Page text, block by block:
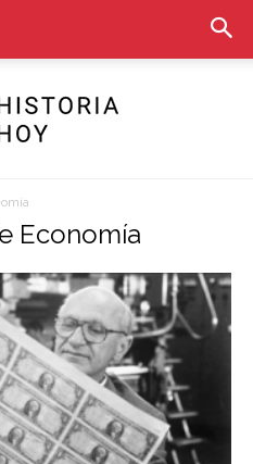
Historia
Hoy
Economía